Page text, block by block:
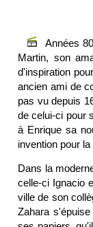
Années
Martin, son
d'inspiration
ancien ami de
pas vu depuis
de celui-ci pour
à Enrique sa
invention pour
Dans la
celle-ci Ignacio
ville de son
Zahara